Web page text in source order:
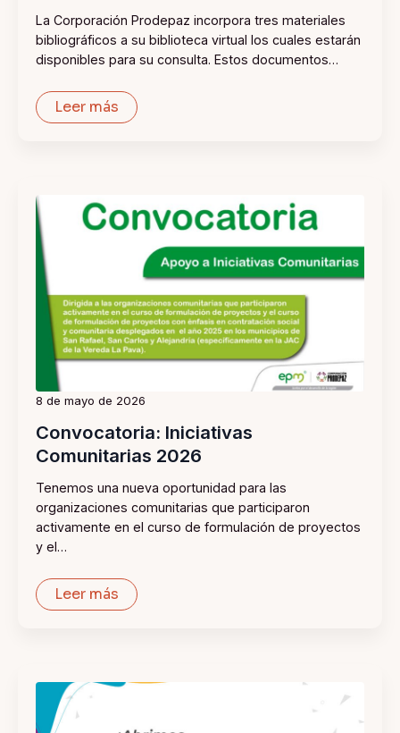
La Corporación Prodepaz incorpora tres materiales
bibliográficos a su biblioteca virtual los cuales estarán
disponibles para su consulta. Estos documentos…
Leer más
Convocatoria: Iniciativas
Comunitarias 2026
8 de mayo de 2026
Tenemos una nueva oportunidad para las
organizaciones comunitarias que participaron
activamente en el curso de formulación de proyectos
y el…
Leer más